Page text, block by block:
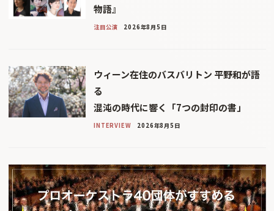
物語』
注目公演 2026年8月5日
ウィーン在住のバスバリトン 平野和が語
る
混沌の時代に響く「7つの封印の書」
INTERVIEW 2026年8月5日